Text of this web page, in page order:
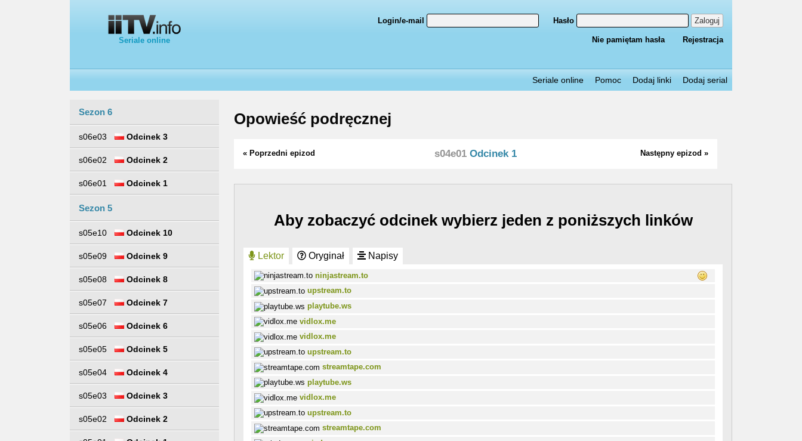
Seriale online
Login/e-mail Hasło Zaloguj
Nie pamiętam hasła Rejestracja
Seriale online Pomoc Dodaj linki Dodaj serial
Sezon 6
s06e03 Odcinek 3
s06e02 Odcinek 2
s06e01 Odcinek 1
Sezon 5
s05e10 Odcinek 10
s05e09 Odcinek 9
s05e08 Odcinek 8
s05e07 Odcinek 7
s05e06 Odcinek 6
s05e05 Odcinek 5
s05e04 Odcinek 4
s05e03 Odcinek 3
s05e02 Odcinek 2
Opowieść podręcznej
« Poprzedni epizod Następny epizod »
s04e01 Odcinek 1
Aby zobaczyć odcinek wybierz jeden z poniższych linków
Lektor Oryginał Napisy
ninjastream.to
upstream.to
playtube.ws
vidlox.me
vidlox.me
upstream.to
streamtape.com
playtube.ws
vidlox.me
upstream.to
streamtape.com